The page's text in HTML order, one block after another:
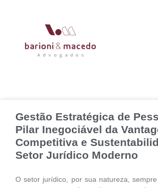
Gestão Estratégica de
Pilar Inegociável da
Competitiva e
Setor Jurídico Moderno
O setor jurídico, por sua natureza,